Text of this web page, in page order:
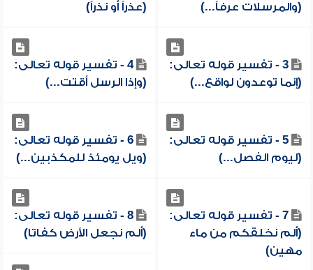
(والمرسلات عرفاً...)
(عذراً أو نذراً)
3 - تفسير قوله تعالى:
(إنما توعدون لواقع...)
4 - تفسير قوله تعالى:
(وإذا الرسل أقتت...)
5 - تفسير قوله تعالى:
(ليوم الفصل...)
6 - تفسير قوله تعالى:
(ويل يومئذ للمكذبين...)
7 - تفسير قوله تعالى:
(ألم نخلقكم من ماء
مهين)
8 - تفسير قوله تعالى:
(ألم نجعل الأرض كفاتا)